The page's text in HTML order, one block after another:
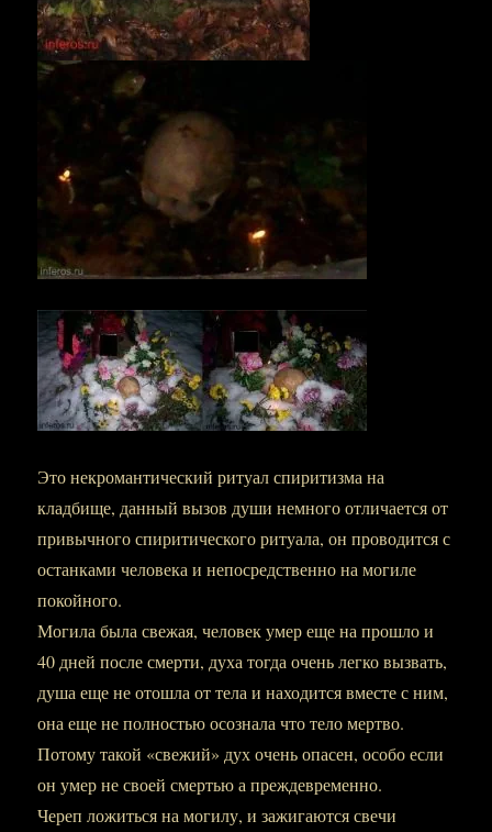
Это некромантический ритуал спиритизма на
кладбище, данный вызов души немного отличается от
привычного спиритического ритуала, он проводится с
останками человека и непосредственно на могиле
покойного.
Могила была свежая, человек умер еще на прошло и
40 дней после смерти, духа тогда очень легко вызвать,
душа еще не отошла от тела и находится вместе с ним,
она еще не полностью осознала что тело мертво.
Потому такой «свежий» дух очень опасен, особо если
он умер не своей смертью а преждевременно.
Череп ложиться на могилу, и зажигаются свечи